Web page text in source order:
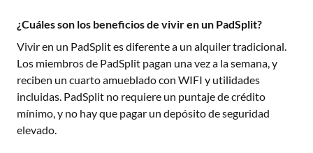
¿Cuáles son los beneficios de vivir en un PadSplit?
Vivir en un PadSplit es diferente a un alquiler tradicional.
Los miembros de PadSplit pagan una vez a la semana, y
reciben un cuarto amueblado con WIFI y utilidades
incluidas. PadSplit no requiere un puntaje de crédito
mínimo, y no hay que pagar un depósito de seguridad
elevado.